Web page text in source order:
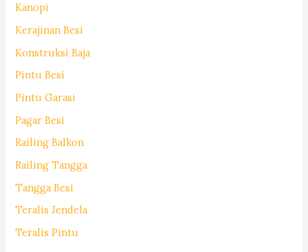
Kanopi
Kerajinan Besi
Konstruksi Baja
Pintu Besi
Pintu Garasi
Pagar Besi
Railing Balkon
Railing Tangga
Tangga Besi
Teralis Jendela
Teralis Pintu